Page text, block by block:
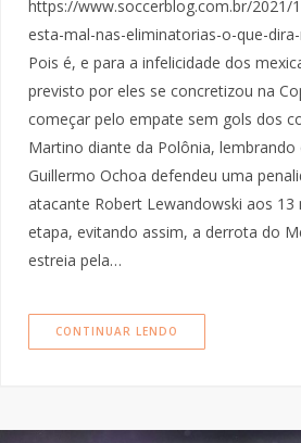
https://www.soccerblog.com.br/2021/
esta-mal-nas-eliminatorias-o-que-
Pois é, e para a infelicidade dos
previsto por eles se concretizou na
começar pelo empate sem gols dos
Martino diante da Polônia,
Guillermo Ochoa defendeu uma
atacante Robert Lewandowski aos 13
etapa, evitando assim, a derrota do
estreia pela…
CONTINUAR LENDO